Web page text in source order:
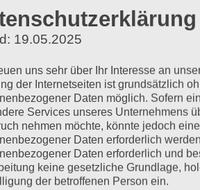
wenn Eltern ein echtes
weil im familiären
wenn der Erwachsene so
geprägt:
19.05.2025
uns sehr über Ihr Interesse an
der Internetseiten ist grundsätzlich
Daten möglich. Sofern
Services unseres Unternehmens
nehmen möchte, könnte jedoch
Daten erforderlich
Daten erforderlich und
keine gesetzliche Grundlage,
der betroffenen Person ein.